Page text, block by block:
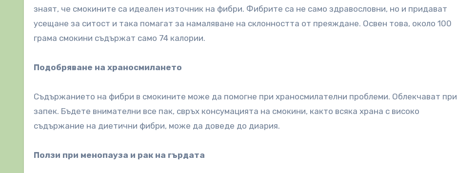
знаят, че смокините са идеален източник на фибри. Фибрите са не само здравословни, но и придават
усещане за ситост и така помагат за намаляване на склонността от преяждане. Освен това, около 100
грама смокини съдържат само 74 калории.
Подобряване на храносмилането
Съдържанието на фибри в смокините може да помогне при храносмилателни проблеми. Облекчават при
запек. Бъдете внимателни все пак, свръх консумацията на смокини, както всяка храна с високо
съдържание на диетични фибри, може да доведе до диария.
Ползи при менопауза и рак на гърдата